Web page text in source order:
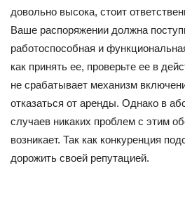
довольно высока, стоит
Ваше распоряжении должна
работоспособная и
как принять ее, проверьте ее в
не срабатывает механизм
отказаться от аренды. Однако в
случаев никаких проблем с этим
возникает. Так как конкуренция
дорожить своей репутацией.